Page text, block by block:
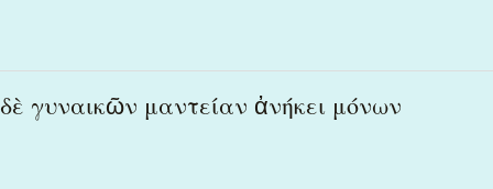
δὲ γυναικῶν μαντείαν ἀνήκει μόνων
δὲ